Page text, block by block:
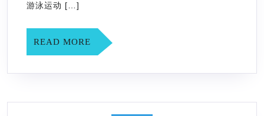
游
锦
游泳运动 […]
READ MORE READ
MORE